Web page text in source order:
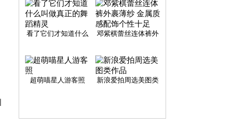
看了它们才知道什么
邓紫棋蕾丝连体裤外
超萌喵星人游客照
新浪爱拍周选美图类